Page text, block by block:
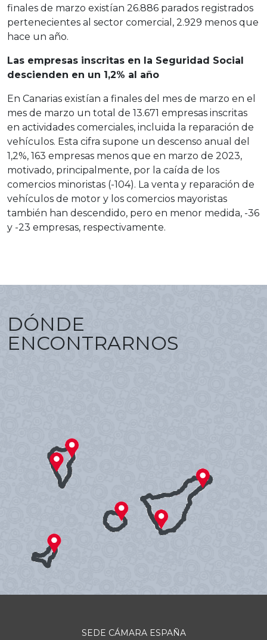
finales de marzo existían 26.886 parados registrados
pertenecientes al sector comercial, 2.929 menos que
hace un año.
Las empresas inscritas en la Seguridad Social
descienden en un 1,2% al año
En Canarias existían a finales del mes de marzo en el
mes de marzo un total de 13.671 empresas inscritas
en actividades comerciales, incluida la reparación de
vehículos. Esta cifra supone un descenso anual del
1,2%, 163 empresas menos que en marzo de 2023,
motivado, principalmente, por la caída de los
comercios minoristas (-104). La venta y reparación de
vehículos de motor y los comercios mayoristas
también han descendido, pero en menor medida, -36
y -23 empresas, respectivamente.
DÓNDE
ENCONTRARNOS
SEDE CÁMARA ESPAÑA